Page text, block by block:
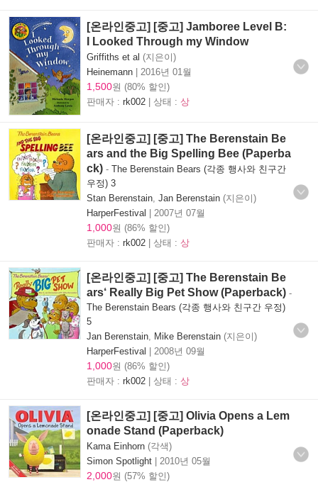
[온라인중고] [중고] Jamboree Level B:
I Looked Through my Window
Griffiths et al (지은이)
Heinemann | 2016년 01월
1,500원 (80% 할인)
판매자 : rk002 | 상태 : 상
[온라인중고] [중고] The Berenstain Be
ars and the Big Spelling Bee (Paperba
ck) - The Berenstain Bears (각종 행사와 친구간
우정) 3
Stan Berenstain Jan Berenstain (지은이)
HarperFestival | 2007년 07월
1,000원 (86% 할인)
판매자 : rk002 | 상태 : 상
[온라인중고] [중고] The Berenstain Be
ars‘ Really Big Pet Show (Paperback) -
The Berenstain Bears (각종 행사와 친구간 우정)
5
Jan Berenstain Mike Berenstain (지은이)
HarperFestival | 2008년 09월
1,000원 (86% 할인)
판매자 : rk002 | 상태 : 상
[온라인중고] [중고] Olivia Opens a Lem
onade Stand (Paperback)
Kama Einhorn (각색)
Simon Spotlight | 2010년 05월
2,000원 (57% 할인)